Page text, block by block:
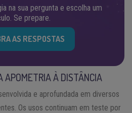
na sua pergunta e escolha um
Se prepare.
AS RESPOSTAS
APOMETRIA À DISTÂNCIA
e aprofundada em diversos
Os usos continuam em teste por